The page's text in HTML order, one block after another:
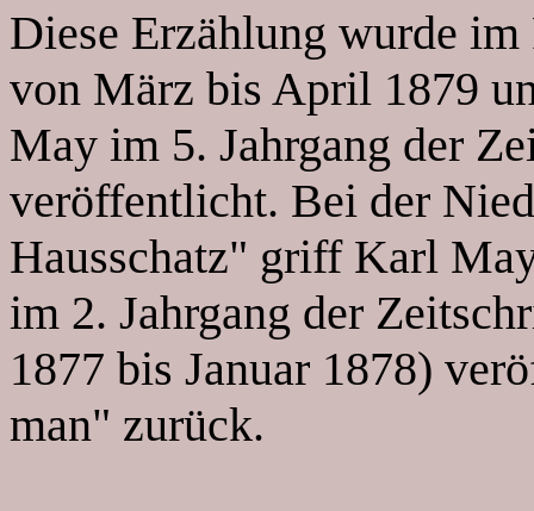
Diese Erzählung wurde im
von März bis April 1879
May im 5. Jahrgang der
veröffentlicht. Bei der
Hausschatz" griff Karl
im 2. Jahrgang der
1877 bis Januar 1878)
man" zurück.